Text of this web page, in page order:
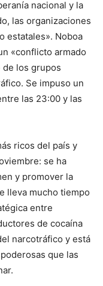
nacional y la
las organizaciones
estatales». Noboa
«conflicto armado
de los grupos
Se impuso un
las 23:00 y las
ricos del país y
se ha
y promover la
lleva mucho tiempo
entre
de cocaína
narcotráfico y está
que las